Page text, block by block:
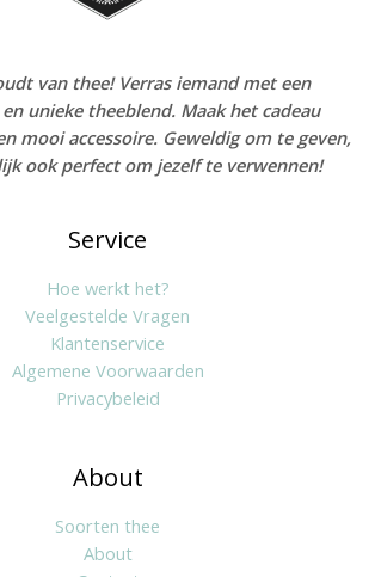
van thee! Verras iemand met een
unieke theeblend. Maak het cadeau
mooi accessoire. Geweldig om te geven,
ook perfect om jezelf te verwennen!
Service
Hoe werkt het?
Veelgestelde Vragen
Klantenservice
Algemene Voorwaarden
Privacybeleid
About
Soorten thee
About